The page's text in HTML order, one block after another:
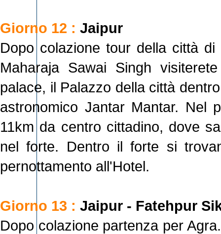
Giorno 12 : Jaipur
Dopo colazione tour della città
Maharaja Sawai Singh
palace, il Palazzo della città
astronomico Jantar Mantar. Nel
11km da centro cittadino, dove
nel forte. Dentro il forte si
pernottamento all'Hotel.
Giorno 13 : Jaipur - Fatehpur
Dopo colazione partenza per